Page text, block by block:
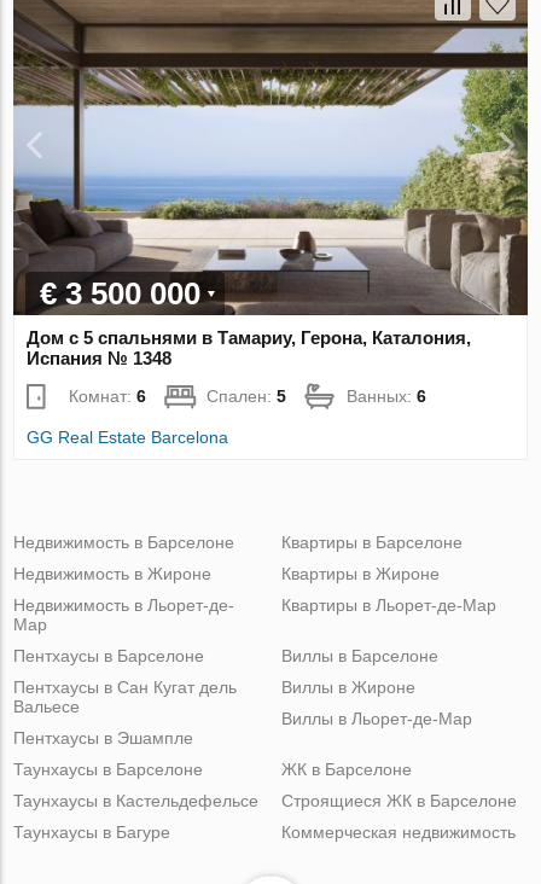
€ 3 500 000
Дом с 5 спальнями в Тамариу, Герона, Каталония,
Испания № 1348
Комнат:6 Спален:5 Ванных:6
GG Real Estate Barcelona
Недвижимость в Барселоне
Недвижимость в Жироне
Недвижимость в Льорет-де-
Мар
Квартиры в Барселоне
Квартиры в Жироне
Квартиры в Льорет-де-Мар
Пентхаусы в Барселоне
Пентхаусы в Сан Кугат дель
Вальесе
Пентхаусы в Эшампле
Виллы в Барселоне
Виллы в Жироне
Виллы в Льорет-де-Мар
Таунхаусы в Барселоне
Таунхаусы в Кастельдефельсе
Таунхаусы в Багуре
ЖК в Барселоне
Строящиеся ЖК в Барселоне
Коммерческая недвижимость